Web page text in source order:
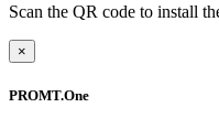
Scan the QR code to install
×
PROMT.One